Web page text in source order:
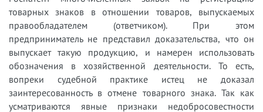
товарных знаков в отношении товаров, выпускаемых
правообладателем (ответчиком). При этом
предприниматель не представил доказательства, что он
выпускает такую продукцию, и намерен использовать
обозначения в хозяйственной деятельности. То есть,
вопреки судебной практике истец не доказал
заинтересованность в отмене товарного знака. Так как
усматриваются явные признаки недобросовестности